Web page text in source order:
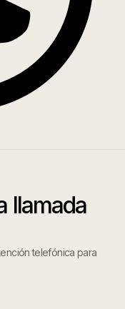
llamada
telefónica para